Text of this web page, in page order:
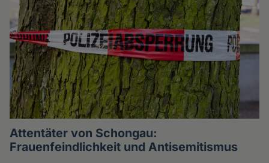
Attentäter von Schongau:
Frauenfeindlichkeit und Antisemitismus